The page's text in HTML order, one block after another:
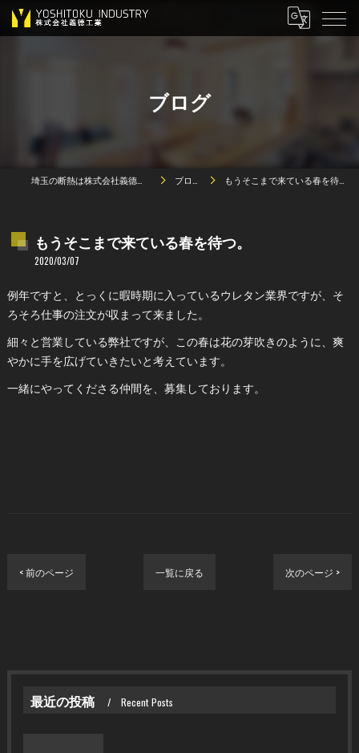
ブログ
埼玉の断熱は株式会社義德工業 ブログ もうそこまで来ている春を待つ。
もうそこまで来ている春を待つ。
2020/03/07
例年ですと、とっくに暇時期に入っているウレタン業界ですが、そ
ろそろ仕事の注文が収まって来ました。
細々と営業している弊社ですが、この春は花の芽吹きのように、爽
やかに手を広げていきたいと考えています。
一緒にやってくださる仲間を、募集しております。
< 前のページ 一覧に戻る 次のページ >
最近の投稿 Recent Posts